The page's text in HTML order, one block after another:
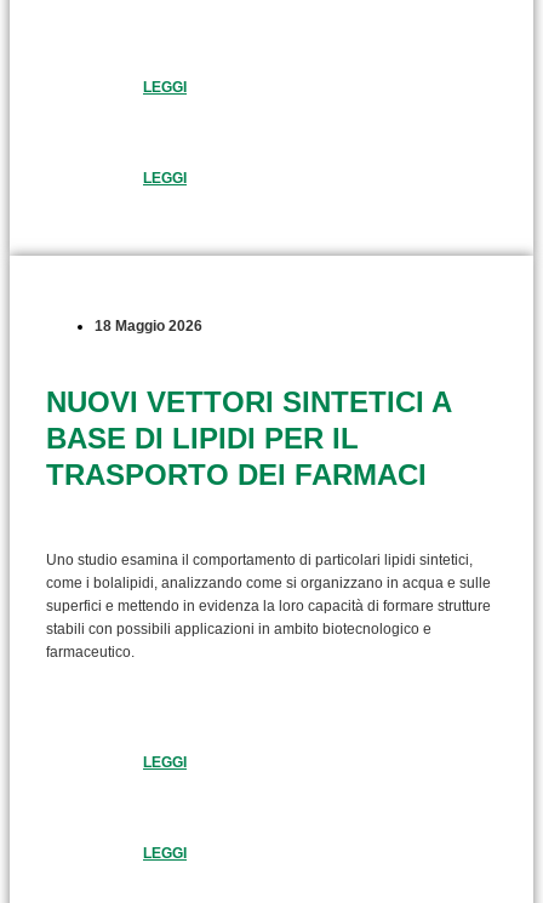
LEGGI
LEGGI
18 Maggio 2026
NUOVI VETTORI SINTETICI A
BASE DI LIPIDI PER IL
TRASPORTO DEI FARMACI
Uno studio esamina il comportamento di particolari lipidi sintetici,
come i bolalipidi, analizzando come si organizzano in acqua e sulle
superfici e mettendo in evidenza la loro capacità di formare strutture
stabili con possibili applicazioni in ambito biotecnologico e
farmaceutico.
LEGGI
LEGGI